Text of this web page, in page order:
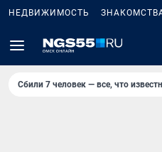
НЕДВИЖИМОСТЬ
Сбили 7 человек — все, что